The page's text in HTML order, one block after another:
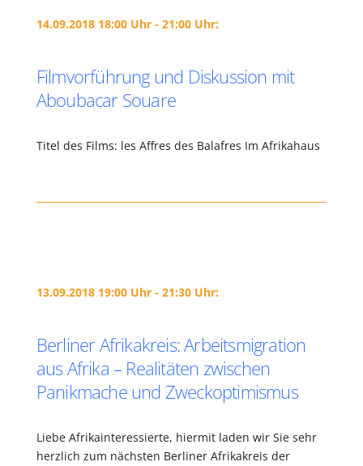
14.09.2018 18:00 Uhr - 21:00 Uhr:
Filmvorführung und Diskussion mit
Aboubacar Souare
Titel des Films: les Affres des Balafres Im Afrikahaus
13.09.2018 19:00 Uhr - 21:30 Uhr:
Berliner Afrikakreis: Arbeitsmigration
aus Afrika – Realitäten zwischen
Panikmache und Zweckoptimismus
Liebe Afrikainteressierte, hiermit laden wir Sie sehr
herzlich zum nächsten Berliner Afrikakreis der